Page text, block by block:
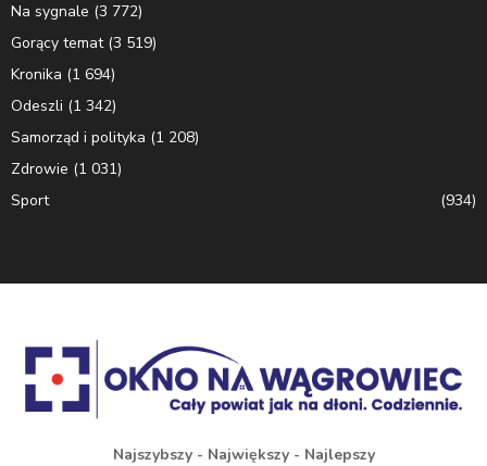
Na sygnale (3 772)
Gorący temat(3 519)
Kronika (1 694)
Odeszli (1 342)
Samorząd i polityka (1 208)
Zdrowie (1 031)
Sport
(934)
Najszybszy - Największy - Najlepszy